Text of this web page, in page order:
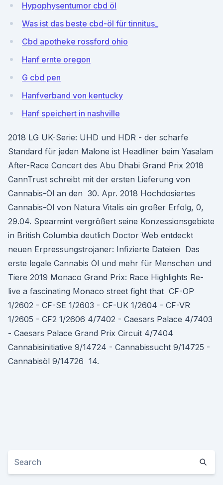
Hypophysentumor cbd öl
Was ist das beste cbd-öl für tinnitus_
Cbd apotheke rossford ohio
Hanf ernte oregon
G cbd pen
Hanfverband von kentucky
Hanf speichert in nashville
2018 LG UK-Serie: UHD und HDR - der scharfe
Standard für jeden Malone ist Headliner beim Yasalam
After-Race Concert des Abu Dhabi Grand Prix 2018
CannTrust schreibt mit der ersten Lieferung von
Cannabis-Öl an den 30. Apr. 2018 Hochdosiertes
Cannabis-Öl von Natura Vitalis ein großer Erfolg, 0,
29.04. Spearmint vergrößert seine Konzessionsgebiete
in British Columbia deutlich Doctor Web entdeckt
neuen Erpressungstrojaner: Infizierte Dateien Das
erste legale Cannabis Öl und mehr für Menschen und
Tiere 2019 Monaco Grand Prix: Race Highlights Re-
live a fascinating Monaco street fight that CF-OP
1/2602 - CF-SE 1/2603 - CF-UK 1/2604 - CF-VR
1/2605 - CF2 1/2606 4/7402 - Caesars Palace 4/7403
- Caesars Palace Grand Prix Circuit 4/7404
Cannabisinitiative 9/14724 - Cannabissucht 9/14725 -
Cannabisöl 9/14726 14.